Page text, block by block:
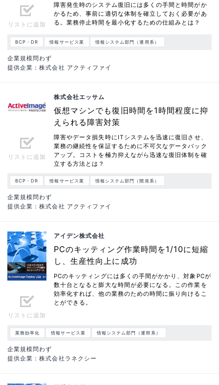
リストに追加
障害発生時のシステム復旧には多くの手間と時間がか
かるため、事前に適切な体制を確立しておく必要があ
る。業務停止時間を最小化するための仕組みとは？
BCP・DR 情報サービス業 情報システム部門（運用系）
企業規模問わず
提供企業：株式会社 アクティファイ
リストに追加
株式会社エッサム
仮想マシンでも復旧時間を1時間程度に抑
えられる障害対策
障害やデータ損失時にITシステムを迅速に復旧させ、
業務の継続性を保証するために不可欠なデータバック
アップ。コストを極力抑えながら迅速な復旧体制を確
立する方法とは？
BCP・DR 情報サービス業 情報システム部門（開発系）
企業規模問わず
提供企業：株式会社 アクティファイ
リストに追加
アイデン株式会社
PCのキッティング作業時間を1/10に短縮
し、生産性向上に成功
PCのキッティングには多くの手間がかかり、対象PCが
数十台となると膨大な時間が必要になる。この作業を
効率化すれば、他の業務のための時間に振り向けるこ
とができる。
業務効率化 情報サービス業 情報システム部門（運用系）
企業規模問わず
提供企業：株式会社ラネクシー